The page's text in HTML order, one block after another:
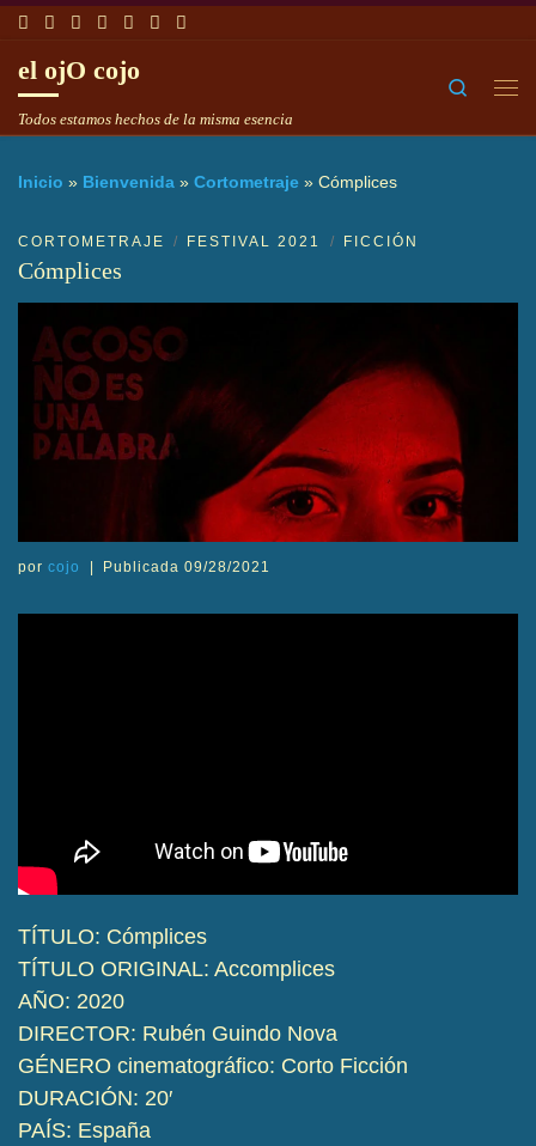
Saltar al contenido
el ojO cojo
Todos estamos hechos de la misma esencia
Search
Inicio » Bienvenida » Cortometraje » Cómplices
CORTOMETRAJE FESTIVAL 2021 FICCIÓN
Cómplices
por cojo Publicada09/28/2021
TÍTULO: Cómplices
TÍTULO ORIGINAL: Accomplices
AÑO: 2020
DIRECTOR: Rubén Guindo Nova
GÉNERO cinematográfico: Corto Ficción
DURACIÓN: 20′
PAÍS: España